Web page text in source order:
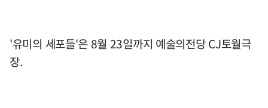
'유미의 세포들'은 8월 23일까지 예술의전당 CJ토월극
장.